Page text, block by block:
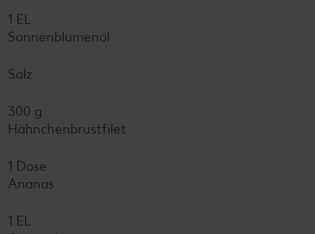
1 EL
Sonnenblumenöl
Salz
300 g
Hähnchenbrustfilet
1 Dose
Ananas
1 EL